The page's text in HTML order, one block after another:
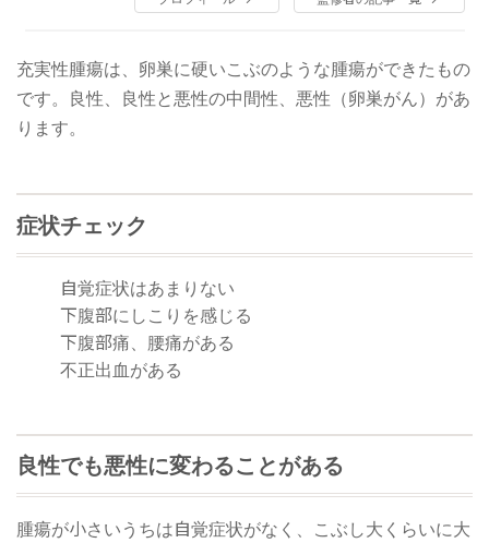
充実性腫瘍は、卵巣に硬いこぶのような腫瘍ができたもの
です。良性、良性と悪性の中間性、悪性（卵巣がん）があ
ります。
症状チェック
自覚症状はあまりない
下腹部にしこりを感じる
下腹部痛、腰痛がある
不正出血がある
良性でも悪性に変わることがある
腫瘍が小さいうちは自覚症状がなく、こぶし大くらいに大